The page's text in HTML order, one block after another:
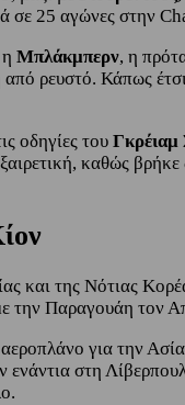
σε 25 αγώνες
Μπλάκμπερν, η
ρευστό. Κάπως
οδηγίες του Γκρέιαμ
καθώς βρήκε
και της Νότιας
Παραγουάη τον
για την
στη